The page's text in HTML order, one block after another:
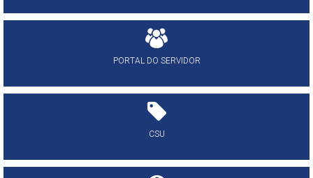
PORTAL DO SERVIDOR
CSU